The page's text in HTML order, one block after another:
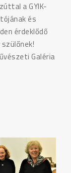
a GYIK-
és
érdeklődő
Galéria